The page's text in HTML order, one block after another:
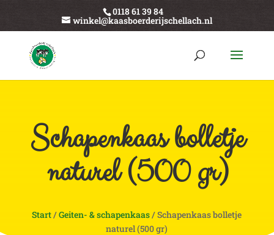
0118 61 39 84
winkel@kaasboerderijschellach.nl
Schapenkaas bolletje
naturel (500 gr)
Start/Geiten- & schapenkaas/ Schapenkaas bolletje
naturel (500 gr)